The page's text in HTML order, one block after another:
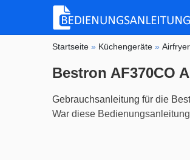
Startseite » Küchengeräte »
Bestron AF370CO
Gebrauchsanleitung für die
War diese